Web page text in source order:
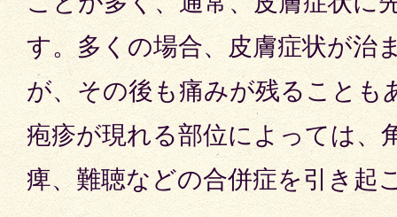
す。多くの場合、皮膚症状が治
が、その後も痛みが残ることも
疱疹が現れる部位によっては、
痺、難聴などの合併症を引き起